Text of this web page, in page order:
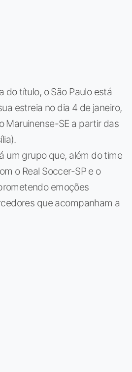
do título, o São Paulo está
estreia no dia 4 de janeiro,
Maruinense-SE a partir das
um grupo que, além do time
o Real Soccer-SP e o
emoções
que acompanham a